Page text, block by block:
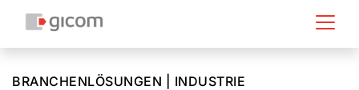
BRANCHENLÖSUNGEN | INDUSTRIE